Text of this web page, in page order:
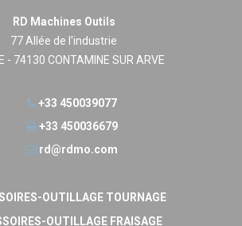
RD Machines Outils
77 Allée de l'industrie
- 74130 CONTAMINE SUR ARVE
+33 450039077
+33 450036679
rd@rdmo.com
OUTILLAGE TOURNAGE
OUTILLAGE FRAISAGE